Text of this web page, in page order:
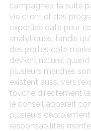
campagnes, la suite
vie client et des
expertise data peut
analytiques, tandis
des portes côté
devient naturel quand
plusieurs marchés
existent aussi vers
touche directement
le conseil apparaît
plusieurs
responsabilités